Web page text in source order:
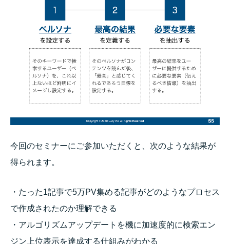
今回のセミナーにご参加いただくと、次のような結果が
得られます。
・たった1記事で5万PV集める記事がどのようなプロセス
で作成されたのか理解できる
・アルゴリズムアップデートを機に加速度的に検索エン
ジン上位表示を達成する仕組みがわかる